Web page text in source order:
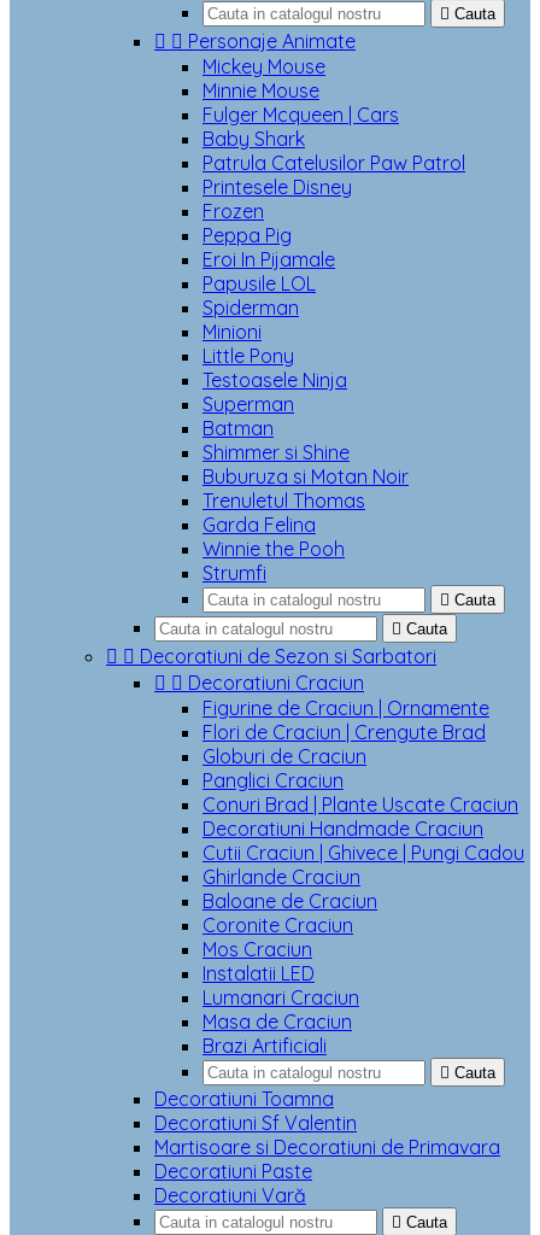
 Cauta
  Personaje Animate
Mickey Mouse
Minnie Mouse
Fulger Mcqueen | Cars
Baby Shark
Patrula Catelusilor Paw Patrol
Printesele Disney
Frozen
Peppa Pig
Eroi In Pijamale
Papusile LOL
Spiderman
Minioni
Little Pony
Testoasele Ninja
Superman
Batman
Shimmer si Shine
Buburuza si Motan Noir
Trenuletul Thomas
Garda Felina
Winnie the Pooh
Strumfi
 Cauta
 Cauta
  Decoratiuni de Sezon si Sarbatori
  Decoratiuni Craciun
Figurine de Craciun | Ornamente
Flori de Craciun | Crengute Brad
Globuri de Craciun
Panglici Craciun
Conuri Brad | Plante Uscate Craciun
Decoratiuni Handmade Craciun
Cutii Craciun | Ghivece | Pungi Cadou
Ghirlande Craciun
Baloane de Craciun
Coronite Craciun
Mos Craciun
Instalatii LED
Lumanari Craciun
Masa de Craciun
Brazi Artificiali
 Cauta
Decoratiuni Toamna
Decoratiuni Sf Valentin
Martisoare si Decoratiuni de Primavara
Decoratiuni Paste
Decoratiuni Vară
 Cauta